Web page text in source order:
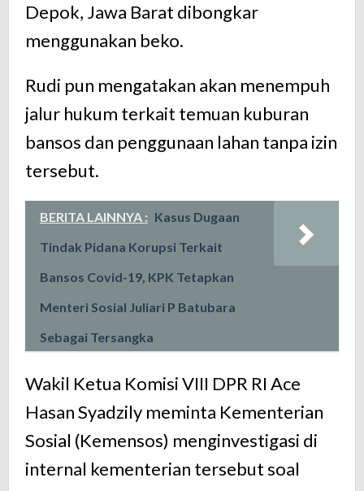
Depok, Jawa Barat dibongkar
menggunakan beko.
Rudi pun mengatakan akan menempuh
jalur hukum terkait temuan kuburan
bansos dan penggunaan lahan tanpa izin
tersebut.
BERITA LAINNYA : Kasus Dugaan
Tindak Pidana Korupsi Terkait
Bansos Covid-19, KPK Tetapkan
Menteri Sosial Juliari P Batubara
Sebagai Tersangka
Wakil Ketua Komisi VIII DPR RI Ace
Hasan Syadzily meminta Kementerian
Sosial (Kemensos) menginvestigasi di
internal kementerian tersebut soal